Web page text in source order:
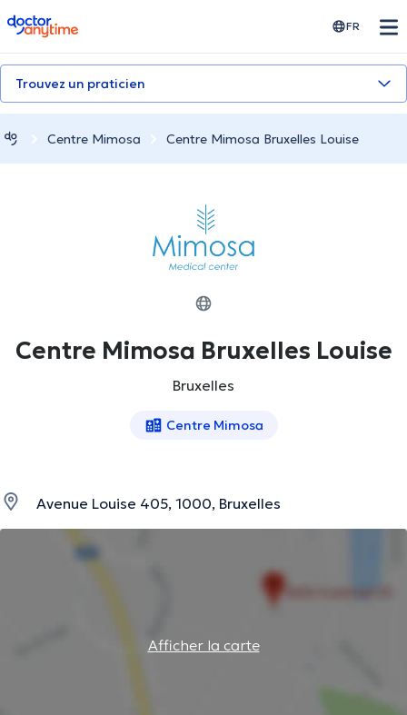
doctoranytime FR
Trouvez un praticien
Centre Mimosa Centre Mimosa Bruxelles Louise
Centre Mimosa Bruxelles Louise
Bruxelles
Centre Mimosa
Avenue Louise 405, 1000, Bruxelles
Afficher la carte